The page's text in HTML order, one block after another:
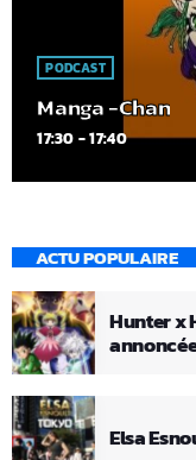
PODCAST
Manga -Chan
17:30 - 17:40
ACTU POPULAIRE
Hunter x
Elsa